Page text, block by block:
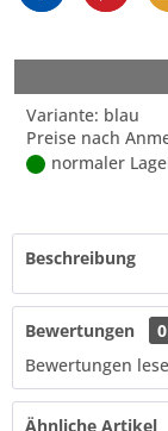
Variante: blau
Preise nach
normaler
Beschreibung
Bewertungen
0
Bewertungen
Ähnliche Artikel